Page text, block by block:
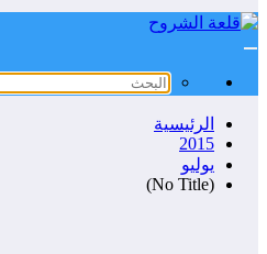
الرئيسية
2015
يوليو
(No Title)